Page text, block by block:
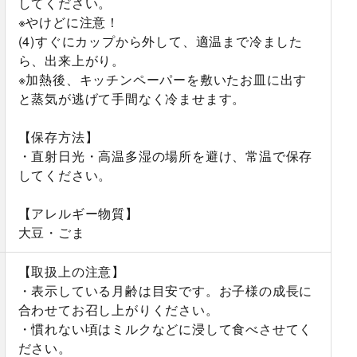
※やけどに注意！
(4)すぐにカップから外して、適温まで冷ました
ら、出来上がり。
※加熱後、キッチンペーパーを敷いたお皿に出す
と蒸気が逃げて手間なく冷ませます。
【保存方法】
・直射日光・高温多湿の場所を避け、常温で保存
してください。
【アレルギー物質】
大豆・ごま
【取扱上の注意】
・表示している月齢は目安です。お子様の成長に
合わせてお召し上がりください。
・慣れない頃はミルクなどに浸して食べさせてく
ださい。